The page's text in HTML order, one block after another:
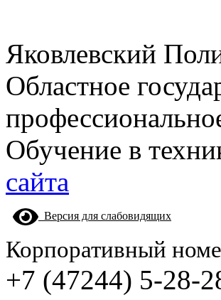
Яковлевский
Областное
Обучение в
сайта
Версия для слабовидящих
Корпоративный
+7 (47244) 5-28-